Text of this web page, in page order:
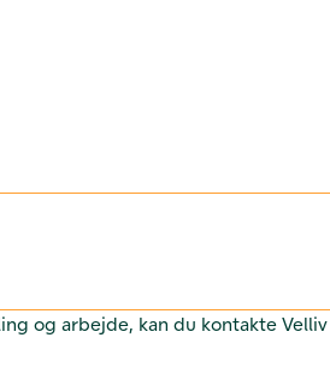
og arbejde, kan du kontakte